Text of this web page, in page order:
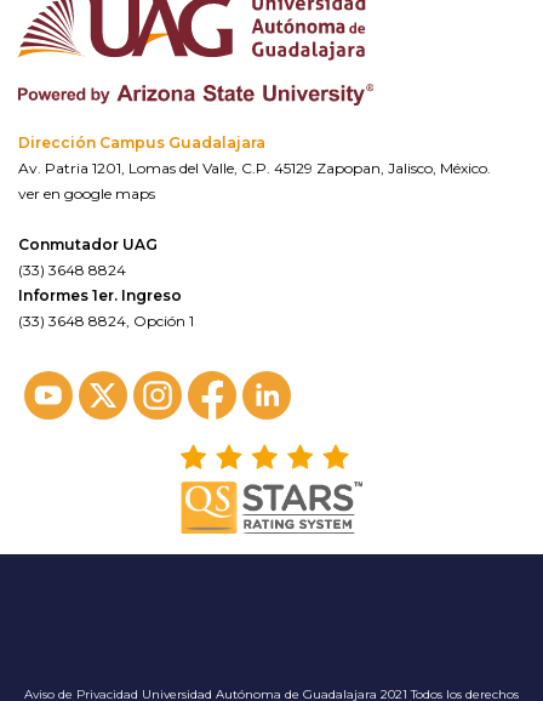
Dirección Campus Guadalajara
Av. Patria 1201, Lomas del Valle, C.P. 45129 Zapopan, Jalisco, México.
ver en google maps
Conmutador UAG
(33) 3648 8824
Informes 1er. Ingreso
(33) 3648 8824, Opción 1
Aviso de Privacidad Universidad Autónoma de Guadalajara 2021 Todos los derechos